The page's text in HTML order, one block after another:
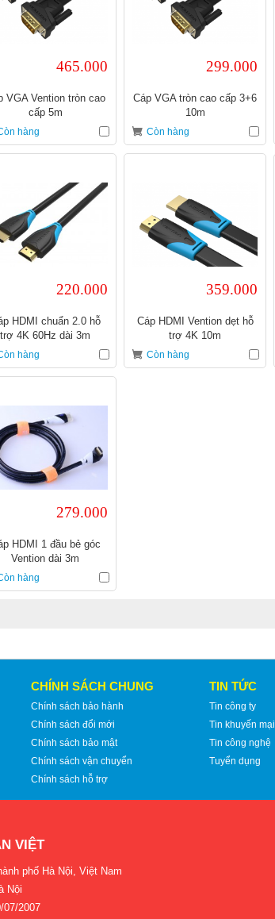
465.000
VGA Vention tròn cao
cấp 5m
hàng
299.000
Cáp VGA tròn cao cấp 3+6
10m
Còn hàng
220.000
HDMI chuẩn 2.0 hỗ
trợ 4K 60Hz dài 3m
hàng
359.000
Cáp HDMI Vention dẹt hỗ
trợ 4K 10m
Còn hàng
279.000
HDMI 1 đầu bẻ góc
Vention dài 3m
hàng
CHÍNH SÁCH CHUNG
Chính sách bảo hành
Chính sách đổi mới
Chính sách bảo mật
Chính sách vận chuyển
Chính sách hỗ trợ
TIN TỨC
Tin công ty
Tin khuyến mại
Tin công nghệ
Tuyển dụng
VIỆT
phố Hà Nội, Việt Nam
Nội
07/2007